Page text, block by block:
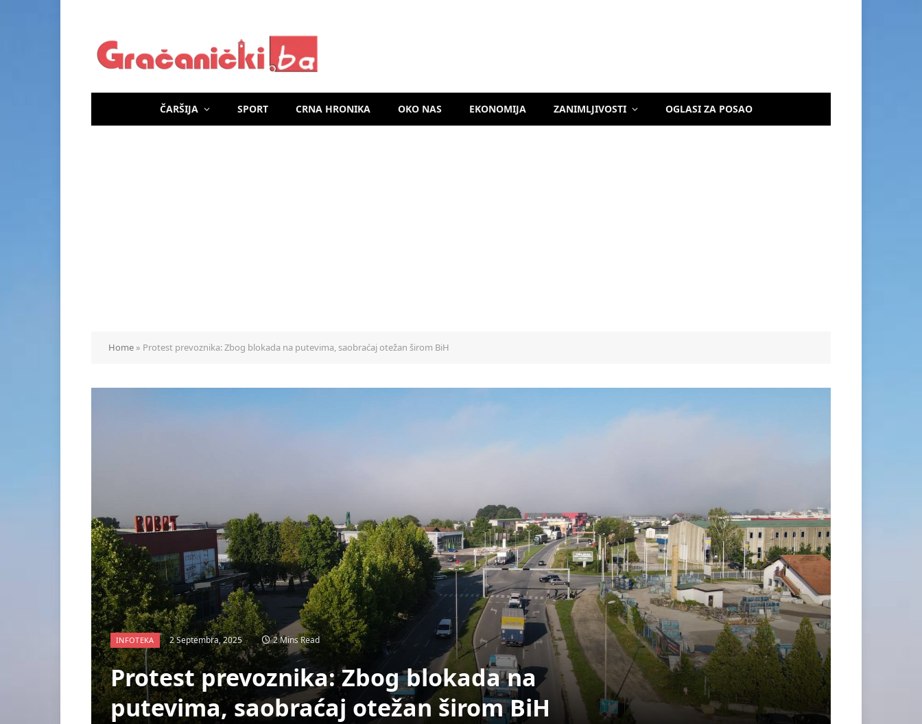
ČARŠIJA SPORT CRNA HRONIKA OKO NAS EKONOMIJA ZANIMLJIVOSTI OGLASI ZA POSAO
Home » Protest prevoznika: Zbog blokada na putevima, saobraćaj otežan širom BiH
INFOTEKA 2 Septembra, 2025 2 Mins Read
Protest prevoznika: Zbog blokada na
putevima, saobraćaj otežan širom BiH